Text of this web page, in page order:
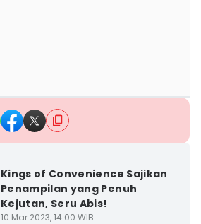
Kings of Convenience Sajikan
Penampilan yang Penuh
Kejutan, Seru Abis!
10 Mar 2023, 14:00 WIB